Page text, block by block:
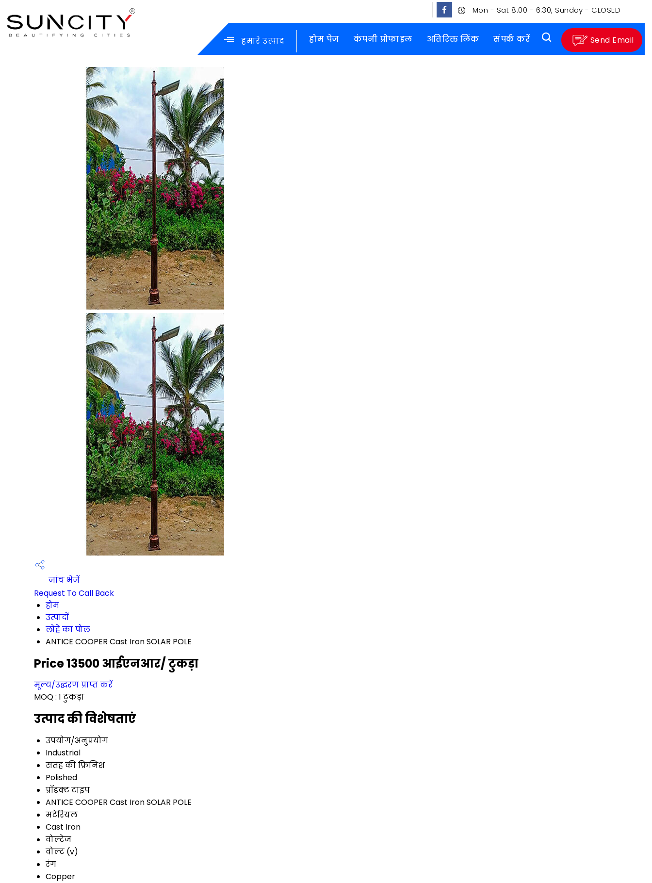
Mon - Sat 8:00 - 6:30, Sunday - CLOSED
Send Email
हमारे उत्पाद होम पेज कंपनी प्रोफाइल अतिरिक्त लिंक संपर्क करें
जांच भेजें
Request To Call Back
होम
उत्पादों
लोहे का पोल
ANTICE COOPER Cast Iron SOLAR POLE
Price 13500 आईएनआर/ टुकड़ा
मूल्य/उद्धरण प्राप्त करें
MOQ : 1 टुकड़ा
उत्पाद की विशेषताएं
उपयोग/अनुप्रयोग
Industrial
सतह की फ़िनिश
Polished
प्रॉडक्ट टाइप
ANTICE COOPER Cast Iron SOLAR POLE
मटेरियल
Cast Iron
वोल्टेज
वोल्ट (v)
रंग
Copper